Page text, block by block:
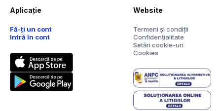
Aplicație
Fă-ți un cont
Intră în cont
Website
Termeni și condiții
Confidențialitate
Setări cookie-uri
Cookies